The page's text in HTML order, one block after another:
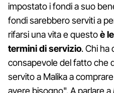
impostato i fondi a suo
fondi sarebbero serviti a
rifarsi una vita e questoè
termini di servizio. Chi ha
consapevole del fatto che
servito a Malika a
avere bisogno". A parlare a